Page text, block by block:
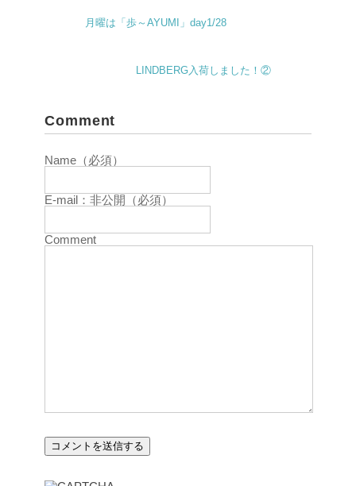
月曜は「歩～AYUMI」day1/28
LINDBERG入荷しました！②
Comment
Name（必須）
E-mail：非公開（必須）
Comment